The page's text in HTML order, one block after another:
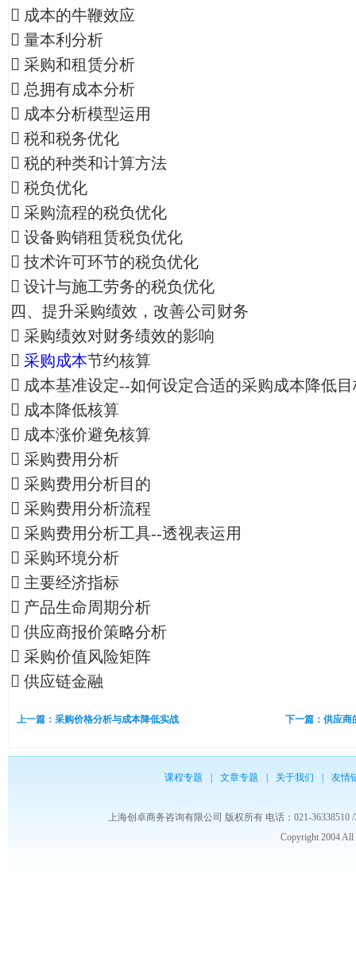
 成本的牛鞭效应
 量本利分析
 采购和租赁分析
 总拥有成本分析
 成本分析模型运用
 税和税务优化
 税的种类和计算方法
 税负优化
 采购流程的税负优化
 设备购销租赁税负优化
 技术许可环节的税负优化
 设计与施工劳务的税负优化
四、提升采购绩效，改善公司财务
 采购绩效对财务绩效的影响
 采购成本节约核算
 成本基准设定--如何设定合适的采购成本降低
 成本降低核算
 成本涨价避免核算
 采购费用分析
 采购费用分析目的
 采购费用分析流程
 采购费用分析工具--透视表运用
 采购环境分析
 主要经济指标
 产品生命周期分析
 供应商报价策略分析
 采购价值风险矩阵
 供应链金融
上一篇：采购价格分析与成本降低实战 下一篇：供应商
课程专题 文章专题 关于我们 友情
上海创卓商务咨询有限公司 版权所有 电话：021-36338510 /
Copyright 2004 All